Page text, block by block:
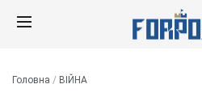
Головна / ВІЙНА